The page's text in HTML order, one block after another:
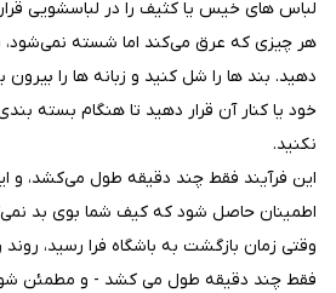
لباس های خیس یا کثیف را در لباسشویی
هر چیزی که عرق می‌کند اما شسته نمی‌شود،
دهید. بند ها را شل کنید و زبانه ها را
خود یا کنار آن قرار دهید تا هنگام بسته
نکنید.
این فرآیند فقط چند دقیقه طول می‌کشد، و
اطمینان حاصل شود که کیف شما بوی بد
وقتی زمان بازگشت به باشگاه فرا رسید،
فقط چند دقیقه طول می کشد - و مطمئن